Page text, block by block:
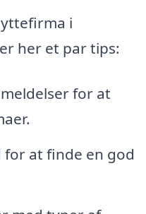
i
her et par tips:
for at
at finde en god